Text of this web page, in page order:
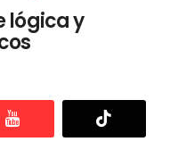
lógica y